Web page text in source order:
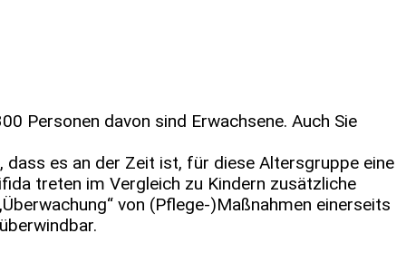
Personen davon sind Erwachsene. Auch Sie
dass es an der Zeit ist, für diese Altersgruppe eine
treten im Vergleich zu Kindern zusätzliche
von (Pflege-)Maßnahmen einerseits